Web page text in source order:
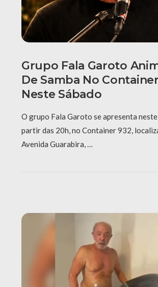
Grupo Fala Garoto
De Samba No
Neste Sábado
O grupo Fala Garoto se apresenta neste
partir das 20h, no Container 932,
Avenida Guarabira, …